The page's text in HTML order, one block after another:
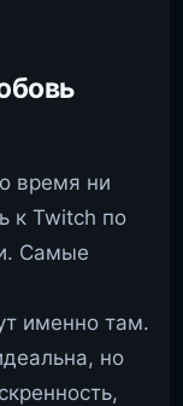
время ни
к Twitch по
Самые
именно там.
но